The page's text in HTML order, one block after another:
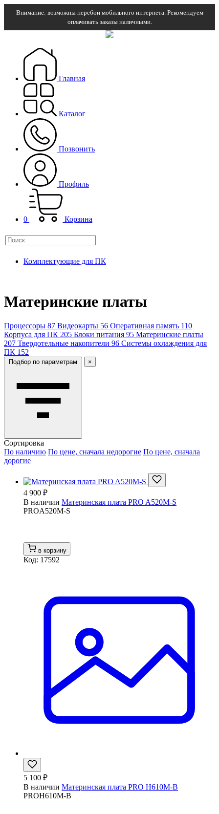
Внимание: возможны перебои мобильного интернета. Рекомендуем
оплачивать заказы наличными.
Главная
Каталог
Позвонить
Профиль
0 Корзина
Комплектующие для ПК
Материнские платы
Процессоры 87 Видеокарты 56 Оперативная память 110
Корпуса для ПК 205 Блоки питания 95 Материнские платы
207 Твердотельные накопители 96 Системы охлаждения для
ПК 152
Подбор по параметрам ×
Сортировка
По наличию По цене, сначала недорогие По цене, сначала
дорогие
4 900 ₽
В наличии Материнская плата PRO A520M-S
PROA520M-S
в корзину
Код: 17592
5 100 ₽
В наличии Материнская плата PRO H610M-B
PROH610M-B